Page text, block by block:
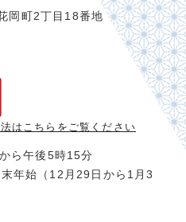
岡町2丁目18番地
は こちらをご覧ください
ら午後5時15分
年始（12月29日から1月3